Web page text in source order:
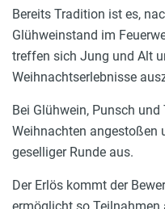
Bereits Tradition ist es,
Glühweinstand im
treffen sich Jung und Alt
Weihnachtserlebnisse
Bei Glühwein, Punsch
Weihnachten angestoßen
geselliger Runde aus.
Der Erlös kommt der